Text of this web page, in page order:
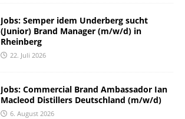
Jobs: Semper idem Underberg sucht
(Junior) Brand Manager (m/w/d) in
Rheinberg
22. Juli 2026
Jobs: Commercial Brand Ambassador Ian
Macleod Distillers Deutschland (m/w/d)
6. August 2026